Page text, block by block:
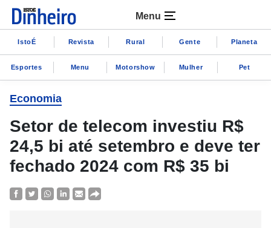
Menu
IstoÉ Revista Rural Gente Planeta
Esportes Menu Motorshow Mulher Pet
Economia
Setor de telecom investiu R$
24,5 bi até setembro e deve ter
fechado 2024 com R$ 35 bi